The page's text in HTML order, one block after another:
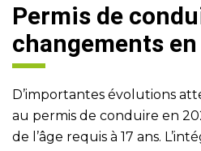
Permis de
changements
D’importantes évolutions
au permis de conduire en
de l’âge requis à 17 ans.